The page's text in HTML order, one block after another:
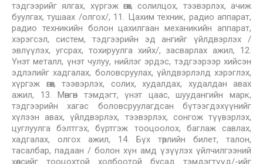
тэдгээрийг ялгах, хүргэж өгөх, солилцох, тээвэрлэх, ачиж
буулгах, тушаах /олгох/, 11. Цахим техник, радио аппарат,
радио техникийн болон цахилгаан механикийн аппарат,
хэрэгсэл, систем, тэдгээрийн эд ангийг үйлдвэрлэх /
эвлүүлэх, угсрах, тохируулга хийх/, засварлах ажил, 12.
Үнэт металл, үнэт чулуу, нийлэг эрдэс, тэдгээрээр хийсэн
эдлэлийг хадгалах, боловсруулах, үйлдвэрлэлд хэрэглэх,
хүргэж өгөх, тээвэрлэх, солих, худалдах, худалдан авах
ажил, 13. Мөнгөн тэмдэгт, үнэт цаас, шуудангийн марк,
тэдгээрийн хагас боловсруулагдсан бүтээгдэхүүнийг
хүлээн авах, үйлдвэрлэх, тээвэрлэх, сонгож түүвэрлэх,
цуглуулга бэлтгэх, бүртгэж тооцоолох, баглаж савлах,
хадгалах, олгох ажил, 14. Бүх төрлийн билет, талон,
тасалбар, падаан / болон хүн амд үзүүлэх үйлчилгээний
хөлсийг тооцохтой холбоотой бусад тэмдэгтүүд/-ийг